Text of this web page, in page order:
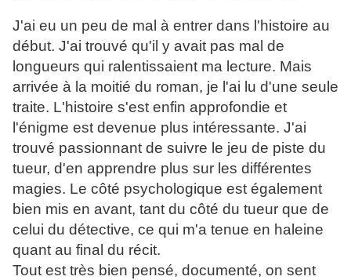
J'ai eu un peu de mal à entrer dans l'histoire au
début. J'ai trouvé qu'il y avait pas mal de
longueurs qui ralentissaient ma lecture. Mais
arrivée à la moitié du roman, je l'ai lu d'une seule
traite. L'histoire s'est enfin approfondie et
l'énigme est devenue plus intéressante. J'ai
trouvé passionnant de suivre le jeu de piste du
tueur, d'en apprendre plus sur les différentes
magies. Le côté psychologique est également
bien mis en avant, tant du côté du tueur que de
celui du détective, ce qui m'a tenue en haleine
quant au final du récit.
Tout est très bien pensé, documenté, on sent